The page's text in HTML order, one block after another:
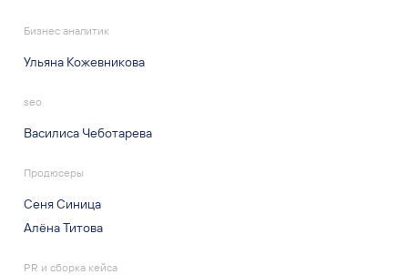
Бизнес аналитик
Ульяна Кожевникова
seo
Василиса Чеботарева
Продюсеры
Сеня Синица
Алёна Титова
PR и сборка кейса